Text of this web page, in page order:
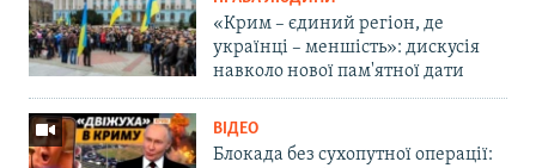
«Крим – єдиний регіон, де
українці – меншість»: дискусія
навколо нової пам'ятної дати
ВІДЕО
Блокада без сухопутної операції: